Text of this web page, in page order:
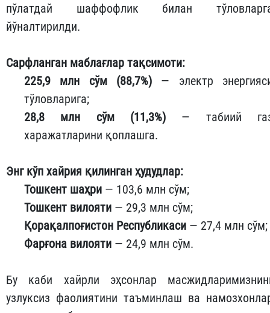
пўлатдай шаффофлик билан
йўналтирилди.
Сарфланган маблағлар тақсимоти:
225,9 млн сўм (88,7%) — электр
тўловларига;
28,8 млн сўм (11,3%) — табиий
харажатларини қоплашга.
Энг кўп хайрия қилинган ҳудудлар:
Тошкент шаҳри — 103,6 млн сўм;
Тошкент вилояти — 29,3 млн сўм;
Қорақалпоғистон Республикаси — 27,4 млн сўм;
Фарғона вилояти — 24,9 млн сўм.
Бу каби хайрли эҳсонлар
узлуксиз фаолиятини таъминлаш ва